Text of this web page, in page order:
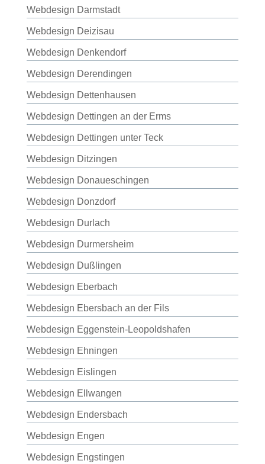
Webdesign Darmstadt
Webdesign Deizisau
Webdesign Denkendorf
Webdesign Derendingen
Webdesign Dettenhausen
Webdesign Dettingen an der Erms
Webdesign Dettingen unter Teck
Webdesign Ditzingen
Webdesign Donaueschingen
Webdesign Donzdorf
Webdesign Durlach
Webdesign Durmersheim
Webdesign Dußlingen
Webdesign Eberbach
Webdesign Ebersbach an der Fils
Webdesign Eggenstein-Leopoldshafen
Webdesign Ehningen
Webdesign Eislingen
Webdesign Ellwangen
Webdesign Endersbach
Webdesign Engen
Webdesign Engstingen